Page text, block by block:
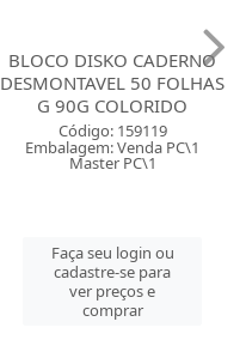
BLOCO DISKO CADERNO
DESMONTAVEL 50 FOLHAS
G 90G COLORIDO
Código: 159119
Embalagem: Venda PC\1
Master PC\1
Faça seu login ou
cadastre-se para
ver preços e
comprar